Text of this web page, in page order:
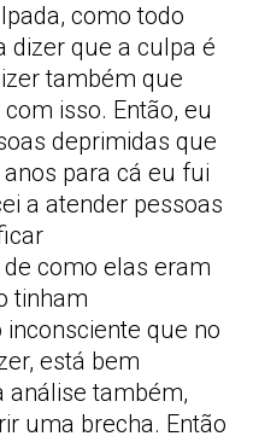
como todo
dizer que a culpa é
também que
isso. Então, eu
deprimidas que
para cá eu fui
a atender pessoas
como elas eram
tinham
que no
está bem
análise também,
uma brecha. Então